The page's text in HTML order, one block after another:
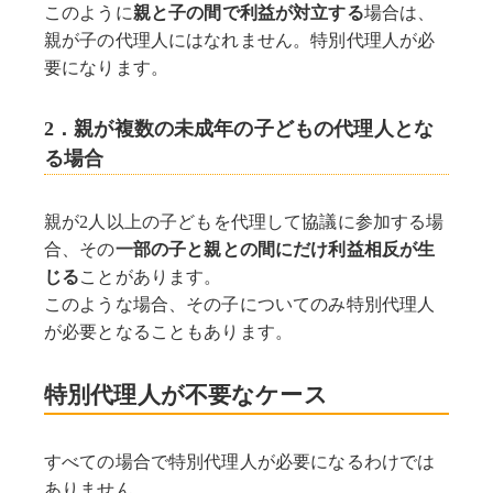
このように親と子の間で利益が対立する場合は、
親が子の代理人にはなれません。特別代理人が必
要になります。
2．親が複数の未成年の子どもの代理人とな
る場合
親が2人以上の子どもを代理して協議に参加する場
合、その一部の子と親との間にだけ利益相反が生
じることがあります。
このような場合、その子についてのみ特別代理人
が必要となることもあります。
特別代理人が不要なケース
すべての場合で特別代理人が必要になるわけでは
ありません。